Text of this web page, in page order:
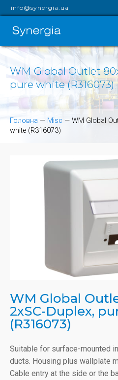
info@synergia.ua
WM Global Outlet
pure white (R316073)
Головна — Misc — WM Global
white (R316073)
WM Global
2xSC-Duplex,
(R316073)
Suitable for surface-mounted
ducts. Housing plus wallplate
Cable entry at the side or the